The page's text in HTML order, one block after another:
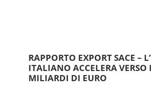
RAPPORTO EXPORT SACE –
ITALIANO ACCELERA VERSO
MILIARDI DI EURO